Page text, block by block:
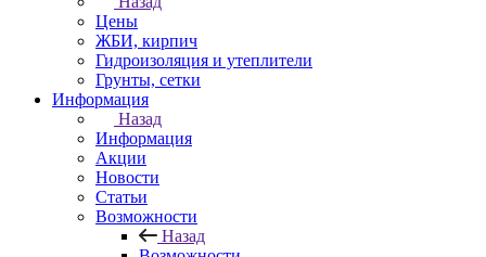
Цены
ЖБИ, кирпич
Гидроизоляция и утеплители
Грунты, сетки
Информация
Назад
Информация
Акции
Новости
Статьи
Возможности
Назад